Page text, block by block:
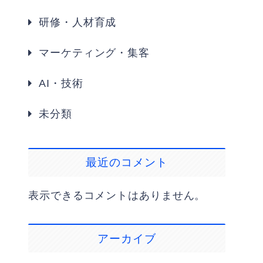
研修・人材育成
マーケティング・集客
AI・技術
未分類
最近のコメント
表示できるコメントはありません。
アーカイブ